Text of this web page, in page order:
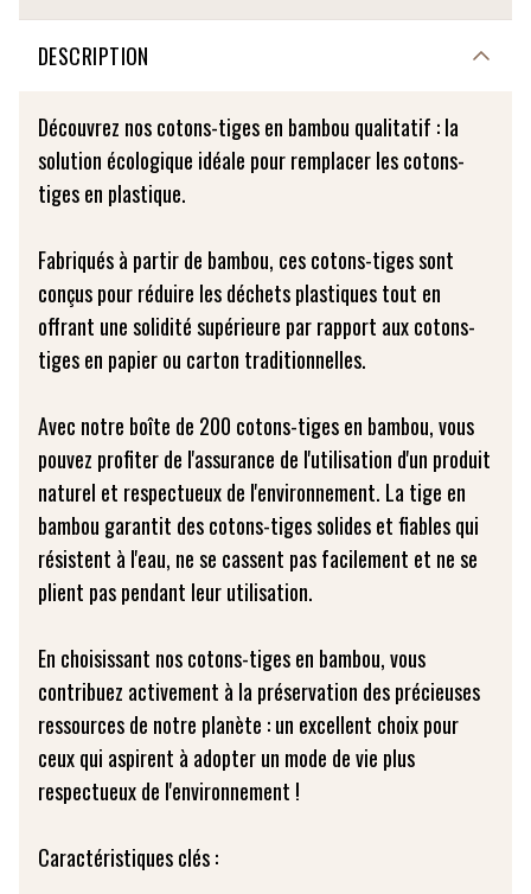
DESCRIPTION
Découvrez nos cotons-tiges en bambou qualitatif : la
solution écologique idéale pour remplacer les cotons-
tiges en plastique.
Fabriqués à partir de bambou, ces cotons-tiges sont
conçus pour réduire les déchets plastiques tout en
offrant une solidité supérieure par rapport aux cotons-
tiges en papier ou carton traditionnelles.
Avec notre boîte de 200 cotons-tiges en bambou, vous
pouvez profiter de l'assurance de l'utilisation d'un produit
naturel et respectueux de l'environnement. La tige en
bambou garantit des cotons-tiges solides et fiables qui
résistent à l'eau, ne se cassent pas facilement et ne se
plient pas pendant leur utilisation.
En choisissant nos cotons-tiges en bambou, vous
contribuez activement à la préservation des précieuses
ressources de notre planète : un excellent choix pour
ceux qui aspirent à adopter un mode de vie plus
respectueux de l'environnement !
Caractéristiques clés :